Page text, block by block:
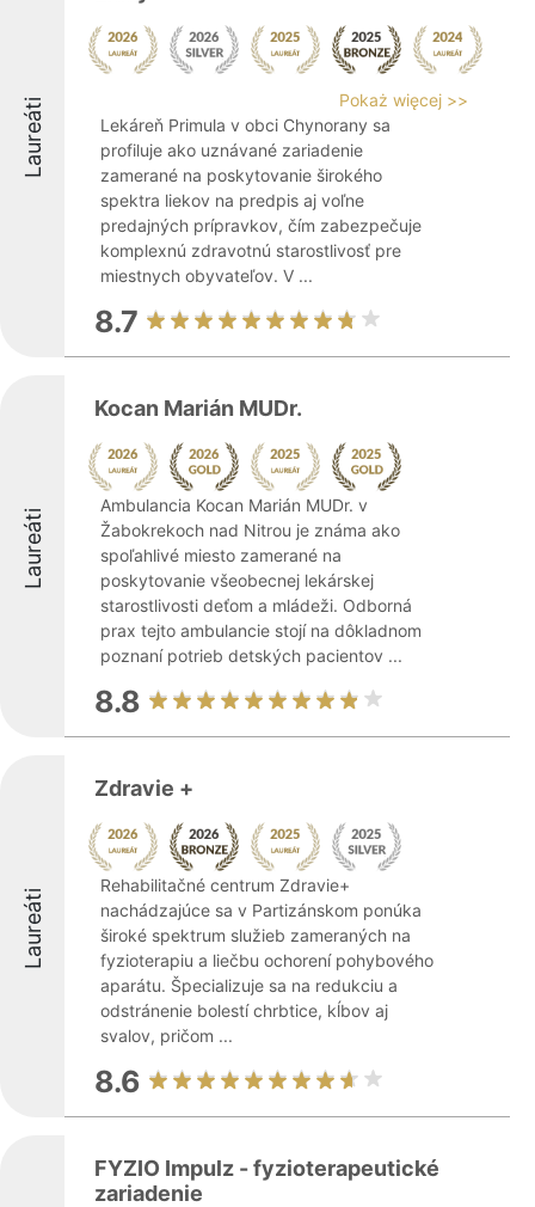
Laureáti
Pokaż więcej >>
Lekáreň Primula v obci Chynorany sa
profiluje ako uznávané zariadenie
zamerané na poskytovanie širokého
spektra liekov na predpis aj voľne
predajných prípravkov, čím zabezpečuje
komplexnú zdravotnú starostlivosť pre
miestnych obyvateľov. V ...
8.7
Laureáti
Kocan Marián MUDr.
Ambulancia Kocan Marián MUDr. v
Žabokrekoch nad Nitrou je známa ako
spoľahlivé miesto zamerané na
poskytovanie všeobecnej lekárskej
starostlivosti deťom a mládeži. Odborná
prax tejto ambulancie stojí na dôkladnom
poznaní potrieb detských pacientov ...
8.8
Laureáti
Zdravie +
Rehabilitačné centrum Zdravie+
nachádzajúce sa v Partizánskom ponúka
široké spektrum služieb zameraných na
fyzioterapiu a liečbu ochorení pohybového
aparátu. Špecializuje sa na redukciu a
odstránenie bolestí chrbtice, kĺbov aj
svalov, pričom ...
8.6
FYZIO Impulz - fyzioterapeutické
zariadenie